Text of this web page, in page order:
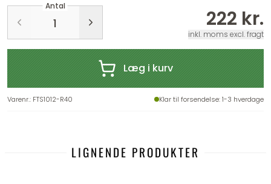
Antal
222 kr.
inkl. moms excl. fragt
Læg i kurv
Varenr.: FTS1012-R40 Klar til forsendelse: 1-3 hverdage
LIGNENDE PRODUKTER